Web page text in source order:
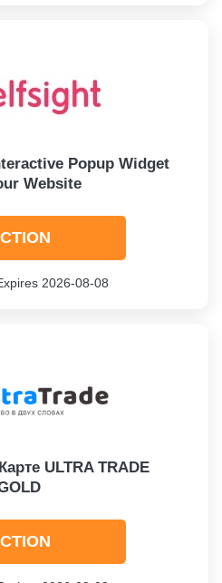
Popup Widget
Website
2026-08-08
ULTRA TRADE